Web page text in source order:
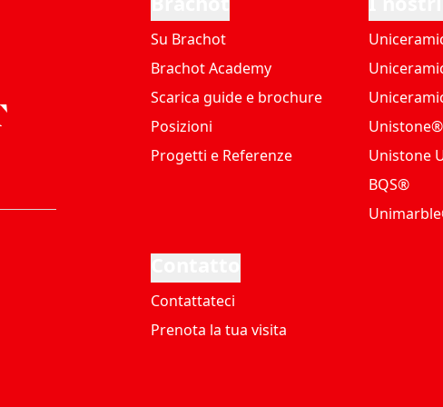
Su Brachot
Brachot Academy
Scarica guide e brochure
Posizioni
Progetti e Referenze
Unistone®
Unistone
BQS®
Contattateci
Prenota la tua visita